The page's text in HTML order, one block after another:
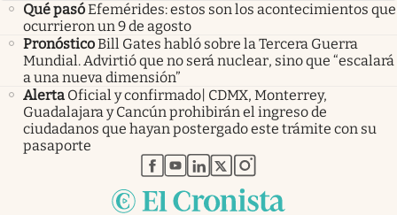
Qué pasóEfemérides: estos son los acontecimientos que
ocurrieron un 9 de agosto
PronósticoBill Gates habló sobre la Tercera Guerra
Mundial. Advirtió que no será nuclear, sino que “escalará
a una nueva dimensión”
Alerta Oficial y confirmado| CDMX, Monterrey,
Guadalajara y Cancún prohibirán el ingreso de
ciudadanos que hayan postergado este trámite con su
pasaporte
abre en nueva pestaña
abre en nueva pestaña
abre en nueva pestaña
abre en nueva pestaña
abre en nueva pestaña